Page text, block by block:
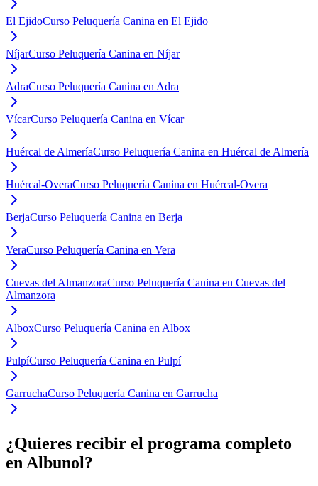
El EjidoCurso Peluquería Canina en El Ejido
NíjarCurso Peluquería Canina en Níjar
AdraCurso Peluquería Canina en Adra
VícarCurso Peluquería Canina en Vícar
Huércal de AlmeríaCurso Peluquería Canina en Huércal de Almería
Huércal-OveraCurso Peluquería Canina en Huércal-Overa
BerjaCurso Peluquería Canina en Berja
VeraCurso Peluquería Canina en Vera
Cuevas del AlmanzoraCurso Peluquería Canina en Cuevas del
Almanzora
AlboxCurso Peluquería Canina en Albox
PulpíCurso Peluquería Canina en Pulpí
GarruchaCurso Peluquería Canina en Garrucha
¿Quieres recibir el programa completo
en Albunol?